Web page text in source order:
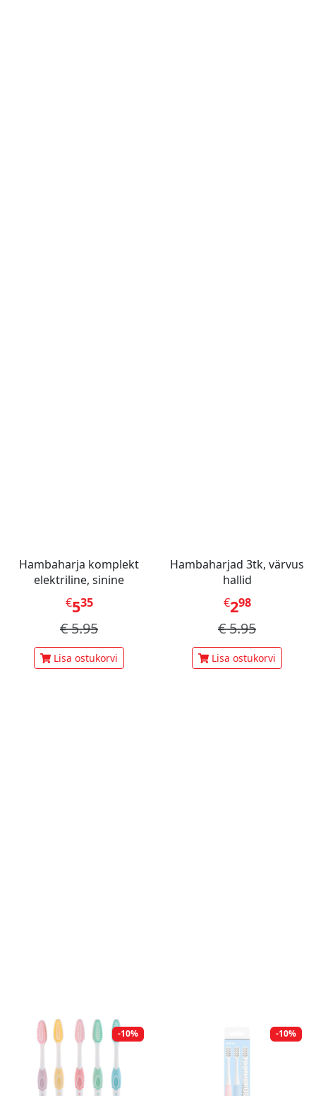
Hambaharja komplekt
elektriline, sinine
€535
€5.95
Lisa ostukorvi
Hambaharjad 3tk, värvus
hallid
€298
€5.95
Lisa ostukorvi
-10% -10%